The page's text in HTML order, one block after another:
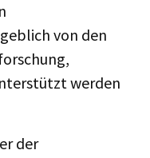
von den
werden
der